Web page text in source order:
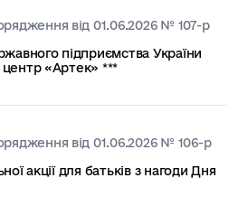
від 01.06.2026 № 107-р
підприємства України
«Артек» ***
від 01.06.2026 № 106-р
акції для батьків з нагоди Дня